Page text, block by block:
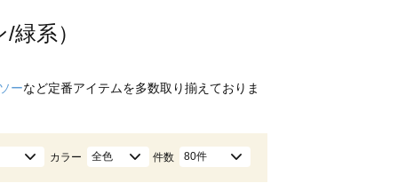
系）
ーなど定番アイテムを多数取り揃えておりま
カラー 全色 件数 80件